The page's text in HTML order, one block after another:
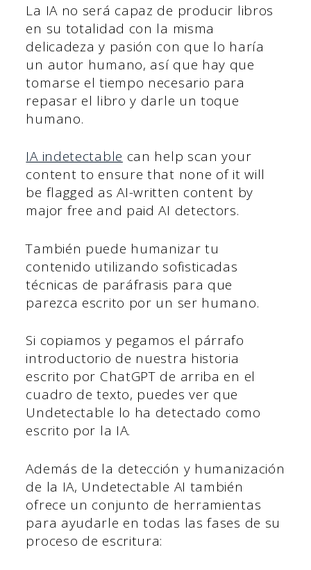
La IA no será capaz de producir libros
en su totalidad con la misma
delicadeza y pasión con que lo haría
un autor humano, así que hay que
tomarse el tiempo necesario para
repasar el libro y darle un toque
humano.
IA indetectable can help scan your
content to ensure that none of it will
be flagged as AI-written content by
major free and paid AI detectors.
También puede humanizar tu
contenido utilizando sofisticadas
técnicas de paráfrasis para que
parezca escrito por un ser humano.
Si copiamos y pegamos el párrafo
introductorio de nuestra historia
escrito por ChatGPT de arriba en el
cuadro de texto, puedes ver que
Undetectable lo ha detectado como
escrito por la IA.
Además de la detección y humanización
de la IA, Undetectable AI también
ofrece un conjunto de herramientas
para ayudarle en todas las fases de su
proceso de escritura: